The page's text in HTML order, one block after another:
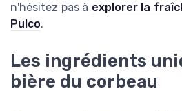
n'hésitez pas à explorer la
Pulco.
Les ingrédients
bière du corbeau